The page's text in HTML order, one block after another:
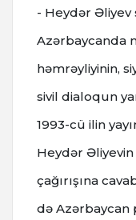
- Heydər Əliyev
Azərbaycanda
həmrəyliyinin,
sivil dialoqun
1993-cü ilin
Heydər
çağırışına
də